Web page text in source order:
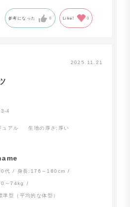
り暖かいため、これからの季節に
参考になった 0 Like! 0
2025.11.21
4
ュアル 生地の厚さ :厚い
代 身長: 176～180cm
～74kg
準型（平均的な体型）